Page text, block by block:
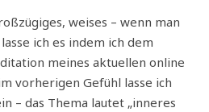
weises – wenn man
ich es indem ich dem
meines aktuellen online
vorherigen Gefühl lasse ich
– das Thema lautet „inneres